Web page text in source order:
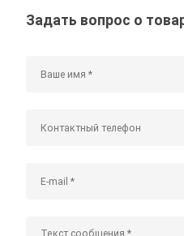
Задать вопрос о